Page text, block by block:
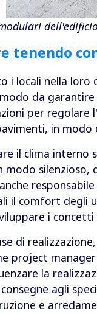
tenendo
i locali nella
da
per regolare
in
il clima
modo silenzioso,
anche
il comfort degli
i
di
project
la
agli
e